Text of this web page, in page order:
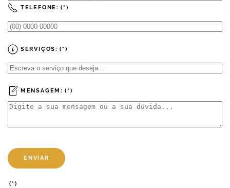
TELEFONE: (*)
SERVIÇOS: (*)
MENSAGEM: (*)
ENVIAR
(*)